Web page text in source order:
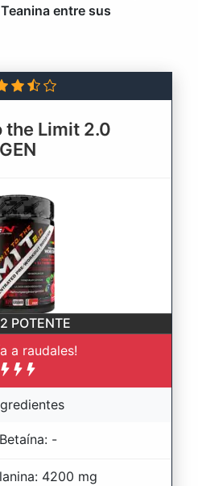
entre sus
the Limit 2.0
GEN
POTENTE
a raudales!
Betaína: -
4200 mg